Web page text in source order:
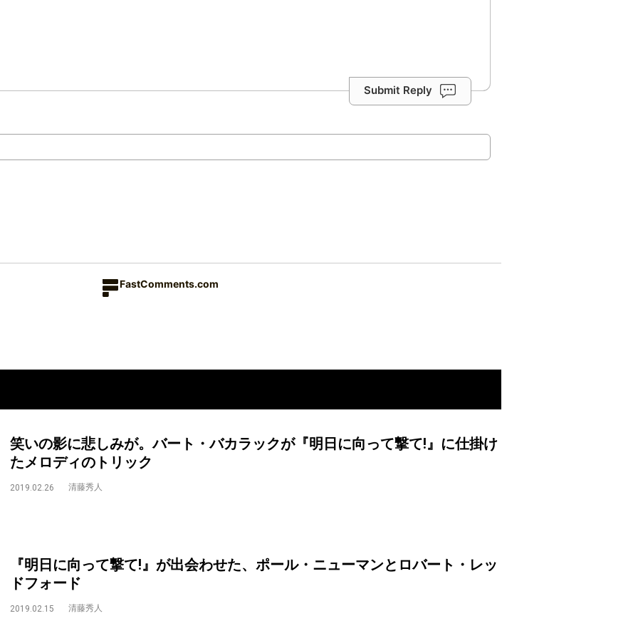
Submit Reply
FastComments.com
笑いの影に悲しみが。バート・バカラックが『明日に向って撃て!』に仕掛け
たメロディのトリック
2019.02.26 清藤秀人
『明日に向って撃て!』が出会わせた、ポール・ニューマンとロバート・レッ
ドフォード
2019.02.15 清藤秀人